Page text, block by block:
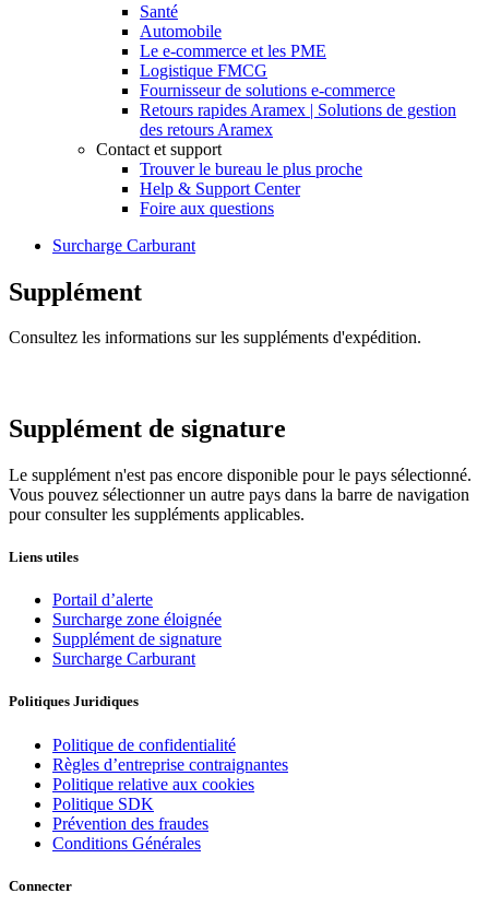
Santé
Automobile
Le e-commerce et les PME
Logistique FMCG
Fournisseur de solutions e-commerce
Retours rapides Aramex | Solutions de gestion
des retours Aramex
Contact et support
Trouver le bureau le plus proche
Help & Support Center
Foire aux questions
Surcharge Carburant
Supplément
Consultez les informations sur les suppléments d'expédition.
Supplément de signature
Le supplément n'est pas encore disponible pour le pays sélectionné.
Vous pouvez sélectionner un autre pays dans la barre de navigation
pour consulter les suppléments applicables.
Liens utiles
Portail d’alerte
Surcharge zone éloignée
Supplément de signature
Surcharge Carburant
Politiques Juridiques
Politique de confidentialité
Règles d’entreprise contraignantes
Politique relative aux cookies
Politique SDK
Prévention des fraudes
Conditions Générales
Connecter